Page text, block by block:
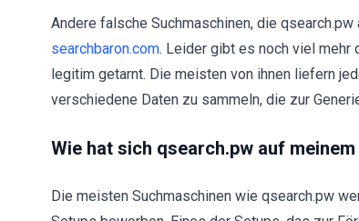
Andere falsche Suchmaschinen, die
searchbaron.com. Leider gibt es noch viel mehr
legitim getarnt. Die meisten von ihnen liefern
verschiedene Daten zu sammeln, die zur
Wie hat sich qsearch.pw auf
Die meisten Suchmaschinen wie qsearch.pw